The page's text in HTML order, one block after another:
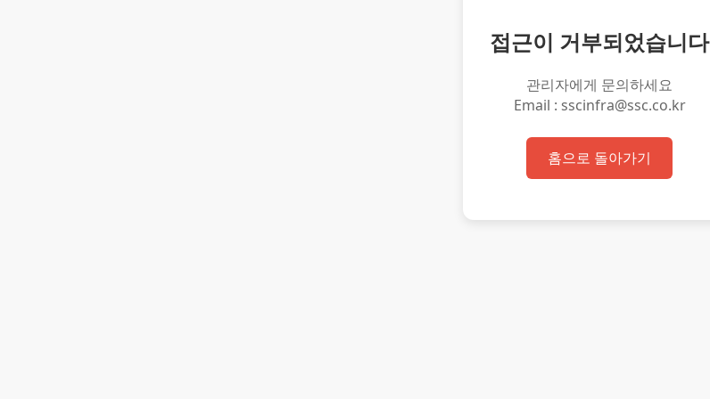
접근이 거부되었습니다
관리자에게 문의하세요
Email : sscinfra@ssc.co.kr
홈으로 돌아가기